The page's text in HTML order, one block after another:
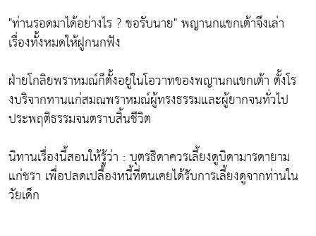
"ท่านรอดมาได้อย่างไร ? ขอรับนาย" พญานกแขกเต้าจึงเล่า
เรื่องทั้งหมดให้ฝูกนกฟัง
ฝ่ายโกลิยพราหมณ์ก็ตั้งอยู่ในโอวาทของพญานกแขกเต้า ตั้งโร
งบริจากทานแก่สมณพราหมณ์ผู้ทรงธรรมและผู้ยากจนทั่วไป
ประพฤติธรรมจนตราบสิ้นชีวิต
นิทานเรื่องนี้สอนให้รู้ว่า : บุตรธิดาควรเลี้ยงดูบิดามารดายาม
แก่ชรา เพื่อปลดเปลื้องหนี้ที่ตนเคยได้รับการเลี้ยงดูจากท่านใน
วัยเด็ก